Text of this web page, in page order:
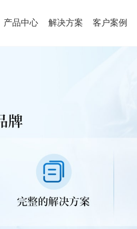
产品中心 解决方案 客户案例